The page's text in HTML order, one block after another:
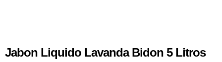
Jabon Liquido Lavanda Bidon 5 Litros